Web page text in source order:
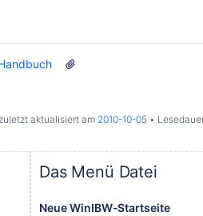
aktualisiert am 2010-10-05
Das Menü Datei
Neue WinIBW-Startseite